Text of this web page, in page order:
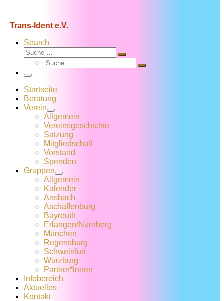
Trans-Ident e.V.
Search
Suche
Suche
Suche
Suche
Menü
Startseite
Beratung
Verein
Allgemein
Vereins­geschichte
Satzung
Mitglied­schaft
Vorstand
Spenden
Gruppen
Allgemein
Kalender
Ansbach
Aschaffenburg
Bayreuth
Erlangen/Nürnberg
München
Regensburg
Schweinfurt
Würzburg
Partner*innen
Infobereich
Aktuelles
Kontakt